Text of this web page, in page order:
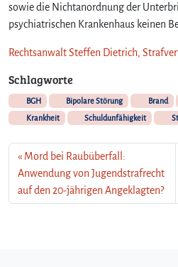
sowie die Nichtanordnung der
psychiatrischen Krankenhaus keinen
Rechtsanwalt Steffen Dietrich,
Schlagworte
BGH Bipolare Störung Brand
Krankheit
Schuldunfähigkeit
Mord bei Raubüberfall:
Anwendung von Jugendstrafrecht
auf den 20-jährigen Angeklagten?